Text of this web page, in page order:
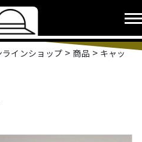
インショップ > 商品 > キャッ